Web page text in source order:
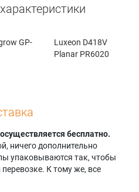
GP-
Luxeon D418V
Planar PR6020
бесплатно.
ничего дополнительно
упаковываются так, чтобы
К тому же, все